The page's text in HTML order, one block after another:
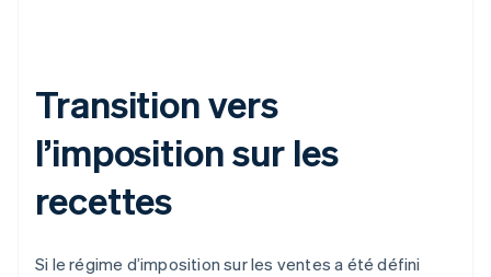
Transition vers
l’imposition sur les
recettes
Si le régime d’imposition sur les ventes a été défini